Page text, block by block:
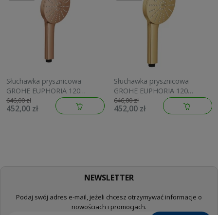
Słuchawka prysznicowa
GROHE EUPHORIA 120
brushed warm sunset
134883DL00
646,00 zł
452,00 zł
Słuchawka prysznicowa
GROHE EUPHORIA 120
brushed cool sunrise
134883GN00
646,00 zł
452,00 zł
NEWSLETTER
Podaj swój adres e-mail, jeżeli chcesz otrzymywać informacje o
nowościach i promocjach.